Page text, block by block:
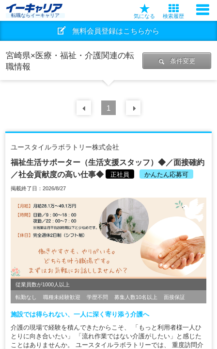
転職ならイーキャリア 気になる 検索履歴
無料会員登録はこちらから
宮崎県×医療・福祉・介護関連の転
職情報
条件変更
前の 件
1
ユースタイルラボラトリー株式会社
福祉生活サポーター（生活支援スタッフ）◆／面接確約
／社会貢献度の高い仕事◆
正社員 かんたん応募可
掲載終了日：2026/8/27
従業員数が1000人以上
転勤なし 職種未経験歓迎 学歴不問 募集人数10名以上 面接保証
施設では得られない、一人に深く寄り添う介護へ
介護の現場で経験を積んできたからこそ、 「もっと利用者様一人ひ
とりに向き合いたい」 「流れ作業ではない介護がしたい」と感じた
ことはありませんか。 ユースタイルラボラトリーでは、 重度訪問介